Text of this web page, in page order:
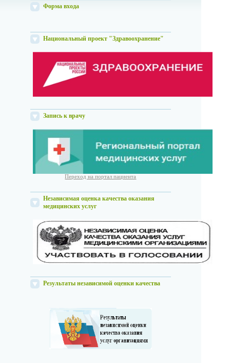
Форма входа
Национальный проект "Здравоохранение"
Запись к врачу
Переход на портал пациента
Независимая оценка качества оказания
медицинских услуг
Результаты независимой оценки качества